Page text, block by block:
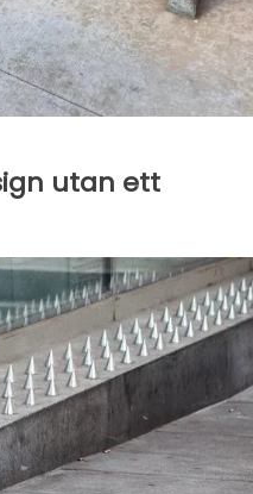
utan ett